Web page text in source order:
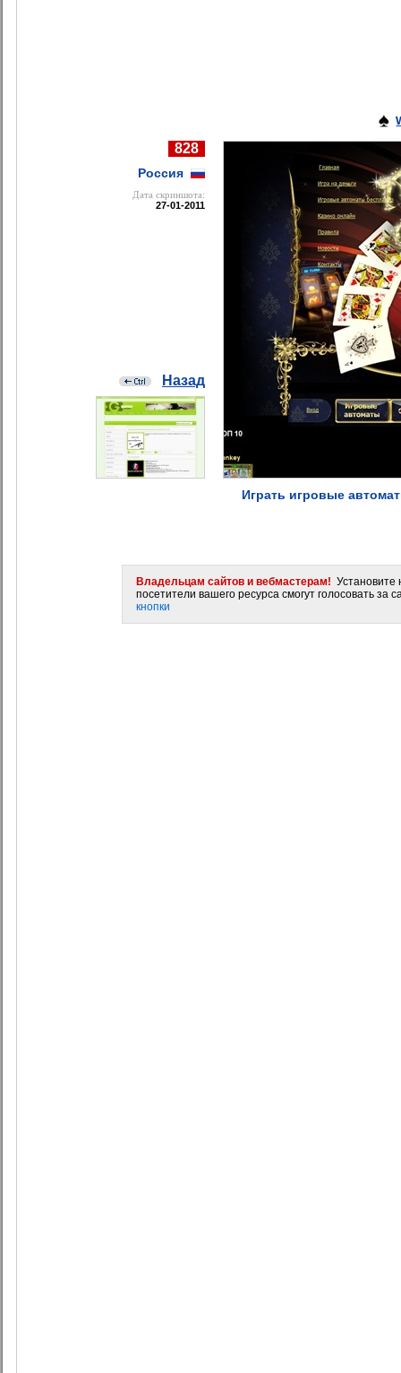
828
Россия
Дата cкриншота:
27-01-2011
Назад
Играть игровые
Владельцам сайтов и вебмастерам! Установите
посетители вашего ресурса смогут голосовать за
кнопки